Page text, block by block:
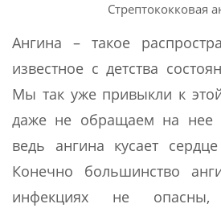
Стрептококковая
Ангина – такое
известное с детства
Мы так уже привыкли к
даже не обращаем на нее
ведь ангина кусает
Конечно большинство
инфекциях не